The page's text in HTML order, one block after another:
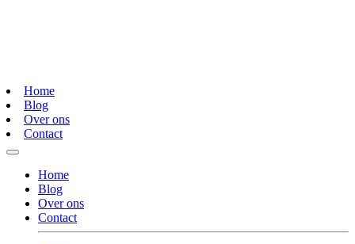
Home
Blog
Over ons
Contact
Home
Blog
Over ons
Contact